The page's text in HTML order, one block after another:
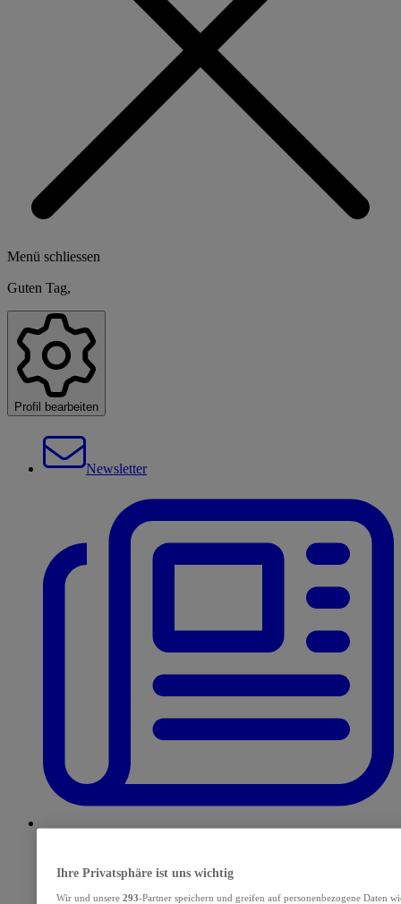
Menü schliessen
Guten Tag,
Profil bearbeiten
Newsletter
Ihre Privatsphäre ist uns wichtig
Wir und unsere 293-Partner speichern und greifen auf personenbezogene Daten